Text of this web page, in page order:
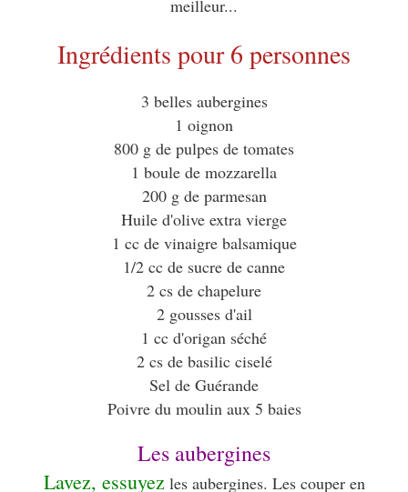
meilleur...
Ingrédients pour 6 personnes
3 belles aubergines
1 oignon
800 g de pulpes de tomates
1 boule de mozzarella
200 g de parmesan
Huile d'olive extra vierge
1 cc de vinaigre balsamique
1/2 cc de sucre de canne
2 cs de chapelure
2 gousses d'ail
1 cc d'origan séché
2 cs de basilic ciselé
Sel de Guérande
Poivre du moulin aux 5 baies
Les aubergines
Lavez, essuyezles aubergines. Les couper en